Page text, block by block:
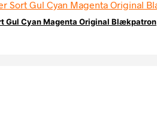
Gul Cyan Magenta Original Blækpatron